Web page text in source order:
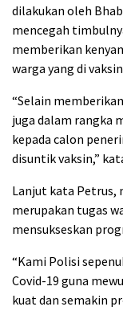
dilakukan oleh
mencegah
memberikan
warga yang di
“Selain
juga dalam rangka
kepada calon
disuntik vaksin,”
Lanjut kata Petrus,
merupakan tugas
mensukseskan
“Kami Polisi
Covid-19 guna
kuat dan semakin